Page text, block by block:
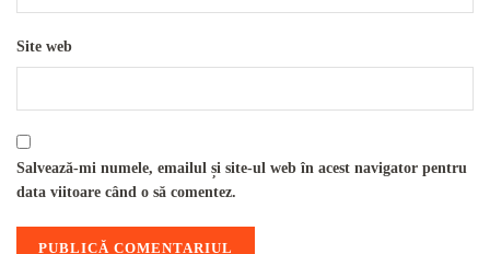
Site web
Salvează-mi numele, emailul și site-ul web în acest navigator pentru
data viitoare când o să comentez.